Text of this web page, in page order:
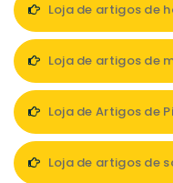
Loja de artigos de
Loja de artigos de
Loja de Artigos de
Loja de artigos de